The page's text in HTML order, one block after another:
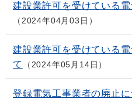
建設業許可を受けている
2024年04月03日
建設業許可を受けている
て
2024年05月14日
登録電気工事業者の廃止に